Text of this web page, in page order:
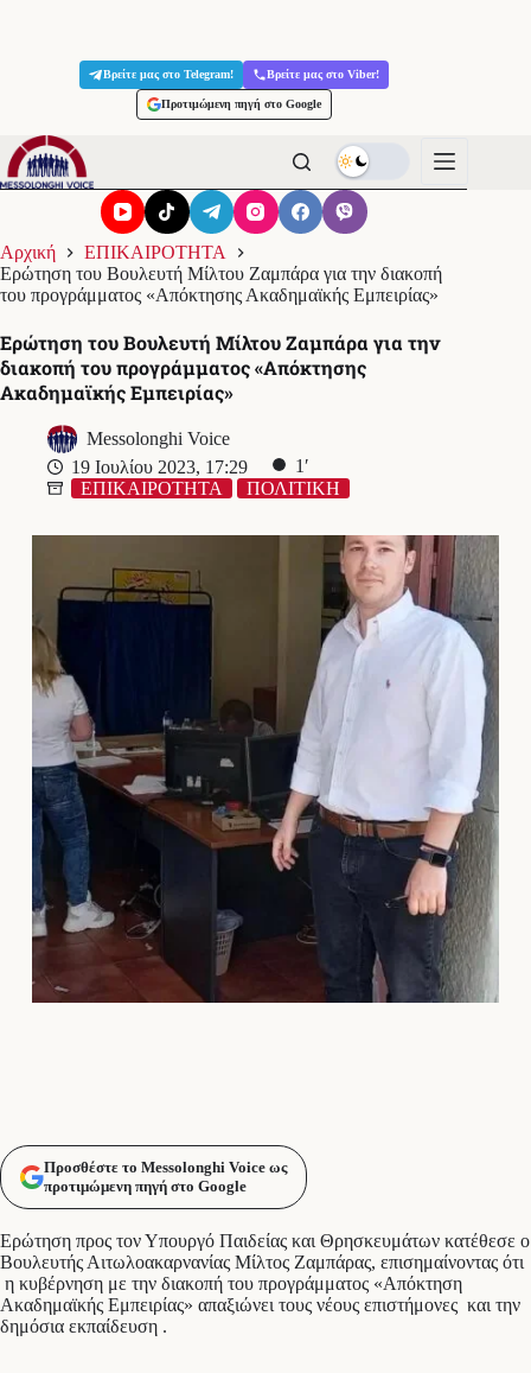
Βρείτε μας στο Telegram! Βρείτε μας στο Viber!
Προτιμώμενη πηγή στο Google
Αρχική
ΕΠΙΚΑΙΡΟΤΗΤΑ
Ερώτηση του Βουλευτή Μίλτου Ζαμπάρα για την διακοπή
του προγράμματος «Απόκτησης Ακαδημαϊκής Εμπειρίας»
Ερώτηση του Βουλευτή Μίλτου Ζαμπάρα για την
διακοπή του προγράμματος «Απόκτησης
Ακαδημαϊκής Εμπειρίας»
Messolonghi Voice
19 Ιουλίου 2023, 17:29
1′
ΕΠΙΚΑΙΡΟΤΗΤΑ
ΠΟΛΙΤΙΚΗ
Προσθέστε το Messolonghi Voice ως
προτιμώμενη πηγή στο Google
Ερώτηση προς τον Υπουργό Παιδείας και Θρησκευμάτων κατέθεσε ο
Βουλευτής Αιτωλοακαρνανίας Μίλτος Ζαμπάρας, επισημαίνοντας ότι
η κυβέρνηση με την διακοπή του προγράμματος «Απόκτηση
Ακαδημαϊκής Εμπειρίας» απαξιώνει τους νέους επιστήμονες και την
δημόσια εκπαίδευση .